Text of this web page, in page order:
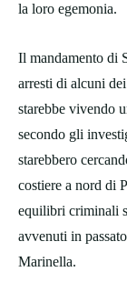
la loro egemonia.
​Il mandamento di
arresti di alcuni
starebbe vivendo
secondo gli
starebbero
costiere a nord di
equilibri criminali
avvenuti in
Marinella.